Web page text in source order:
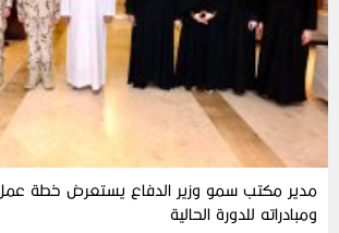
مدير مكتب سمو وزير الدفاع يستعرض خطة
ومبادراته للدورة الحالية